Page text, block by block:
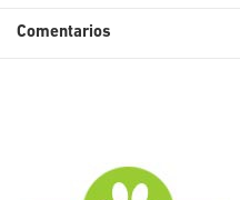
Comentarios